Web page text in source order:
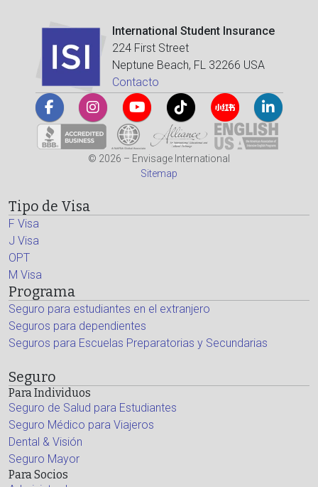
International Student Insurance
224 First Street
Neptune Beach, FL 32266 USA
Contacto
© 2026 – Envisage International
Sitemap
Tipo de Visa
F Visa
J Visa
OPT
M Visa
Programa
Seguro para estudiantes en el extranjero
Seguros para dependientes
Seguros para Escuelas Preparatorias y Secundarias
Seguro
Para Individuos
Seguro de Salud para Estudiantes
Seguro Médico para Viajeros
Dental & Visión
Seguro Mayor
Para Socios